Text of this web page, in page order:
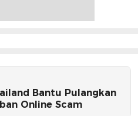
Bantu Pulangkan
Online Scam